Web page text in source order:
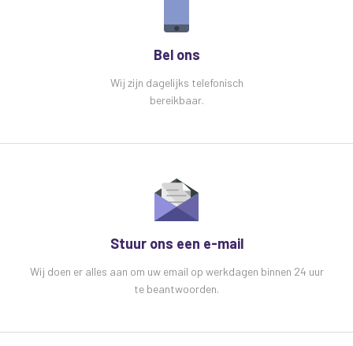
Bel ons
Wij zijn dagelijks telefonisch
bereikbaar.
Stuur ons een e-mail
Wij doen er alles aan om uw email op werkdagen binnen 24 uur
te beantwoorden.